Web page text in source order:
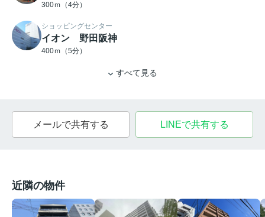
300ｍ（4分）
ショッピングセンター
イオン 野田阪神
400ｍ（5分）
すべて見る
メールで共有する LINEで共有する
近隣の物件